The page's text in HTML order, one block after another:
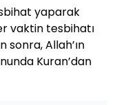
yaparak
vaktin tesbihatı
sonra, Allah’ın
Kuran’dan